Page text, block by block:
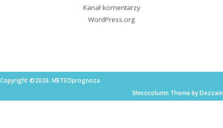
Kanał komentarzy
WordPress.org
Copyright ©2026. METEOprognoza
Mesocolumn Theme by Dezzain